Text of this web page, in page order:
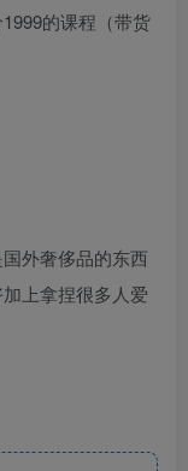
的课程（带货
外奢侈品的东西
上拿捏很多人爱